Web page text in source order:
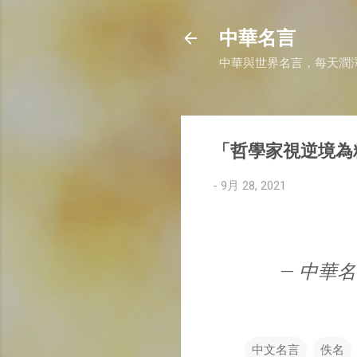
中華名言
中華與世界名言，每天潤
「哲學家視逆境
- 9月 28, 2021
— 中華
中文名言 佚名